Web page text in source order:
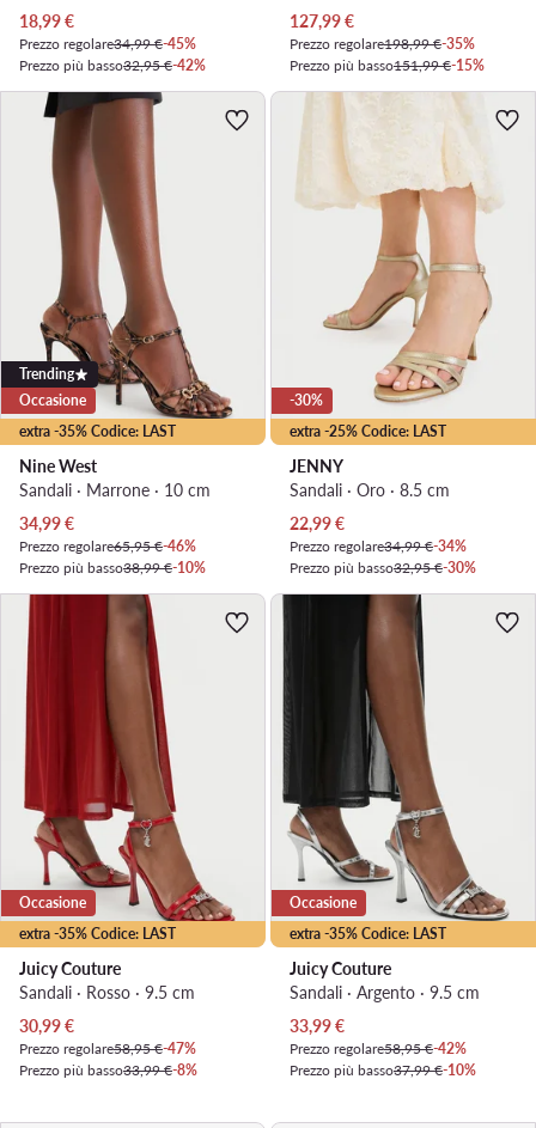
Prezzo attuale
18,99€
Prezzo regolare34,99 €-45%
Prezzo più basso32,95 €-42%
Prezzo attuale
127,99€
Prezzo regolare198,99 €-35%
Prezzo più basso151,99 €-15%
extra -35% Codice: LAST
Trending
Occasione
Nine West
Sandali · Marrone · 10 cm
Prezzo attuale
34,99€
Prezzo regolare65,95 €-46%
Prezzo più basso38,99 €-10%
extra -25% Codice: LAST
-30%
JENNY
Sandali · Oro · 8.5 cm
Prezzo attuale
22,99€
Prezzo regolare34,99 €-34%
Prezzo più basso32,95 €-30%
extra -35% Codice: LAST
Occasione
Juicy Couture
Sandali · Rosso · 9.5 cm
Prezzo attuale
30,99€
Prezzo regolare58,95 €-47%
Prezzo più basso33,99 €-8%
extra -35% Codice: LAST
Occasione
Juicy Couture
Sandali · Argento · 9.5 cm
Prezzo attuale
33,99€
Prezzo regolare58,95 €-42%
Prezzo più basso37,99 €-10%